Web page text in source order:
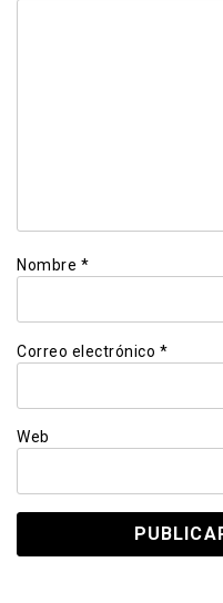
Nombre *
Correo electrónico *
Web